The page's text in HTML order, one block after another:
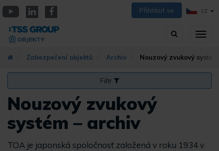
Přejít
k
hlavnímu
obsahu
Přihlásit se CZ
Vyhledávání
OBJEKTY
Zabezpečení objektů Archiv Nouzový zvukový
Filtr
Nouzový zvukový
systém – archiv
TOA je japonská spoločnosť založená v roku 1934 v